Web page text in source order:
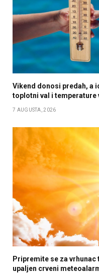
Vikend donosi predah, a
toplotni val i temperature
7 AUGUSTA, 2026
Pripremite se za vrhunac
upaljen crveni